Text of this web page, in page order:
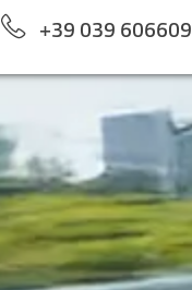
+39 039